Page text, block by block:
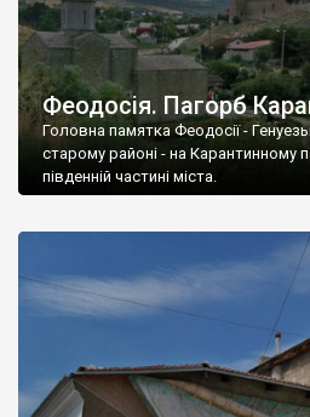
Феодосія. Пагорб
Головна памятка Феодосії -
старому районі - на Карантинному
південній частині міста.